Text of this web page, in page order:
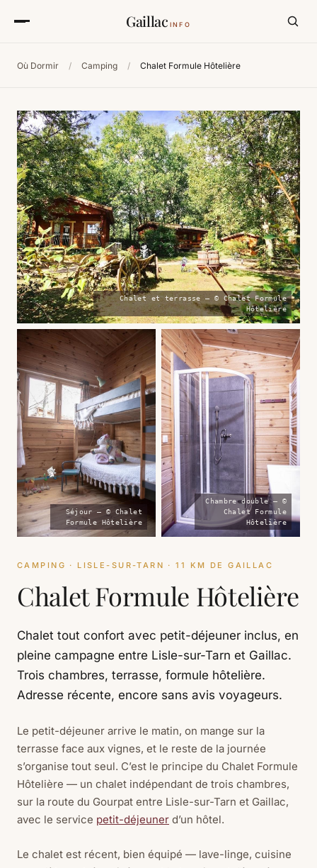
Gaillac INFO
Où Dormir / Camping / Chalet Formule Hôtelière
Chalet et terrasse — © Chalet Formule
Hôtelière
Séjour — © Chalet
Formule Hôtelière
Chambre double — ©
Chalet Formule
Hôtelière
CAMPING · LISLE-SUR-TARN · 11 KM DE GAILLAC
Chalet Formule Hôtelière
Chalet tout confort avec petit-déjeuner inclus, en
pleine campagne entre Lisle-sur-Tarn et Gaillac.
Trois chambres, terrasse, formule hôtelière.
Adresse récente, encore sans avis voyageurs.
Le petit-déjeuner arrive le matin, on mange sur la
terrasse face aux vignes, et le reste de la journée
s’organise tout seul. C’est le principe du Chalet Formule
Hôtelière — un chalet indépendant de trois chambres,
sur la route du Gourpat entre Lisle-sur-Tarn et Gaillac,
avec le service petit-déjeuner d’un hôtel.
Le chalet est récent, bien équipé — lave-linge, cuisine